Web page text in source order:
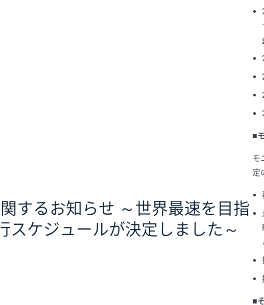
するお知らせ ～世界最速を目指
スケジュールが決定しました～
■
モ
定
■